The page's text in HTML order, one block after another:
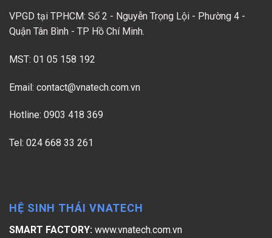
VPGD tại TPHCM: Số 2 - Nguyễn Trọng Lội - Phường 4 -
Quận Tân Bình - TP Hồ Chí Minh.
MST: 01 05 158 192
Email: contact@vnatech.com.vn
Hotline: 0903 418 369
Tel: 024 668 33 261
HỆ SINH THÁI VNATECH
SMART FACTORY: www.vnatech.com.vn